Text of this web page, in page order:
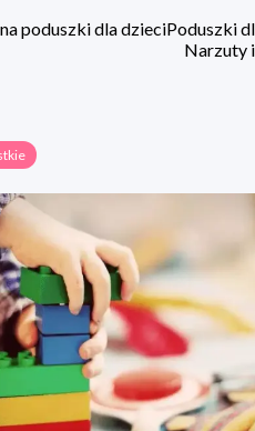
poduszki dla dzieciPoduszki
Narzuty